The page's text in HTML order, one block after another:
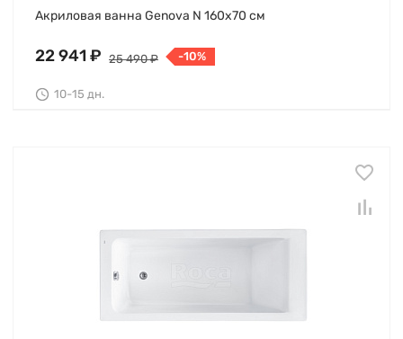
Акриловая ванна Genova N 160х70 см
22 941 ₽ 25 490 ₽ -10%
10-15 дн.